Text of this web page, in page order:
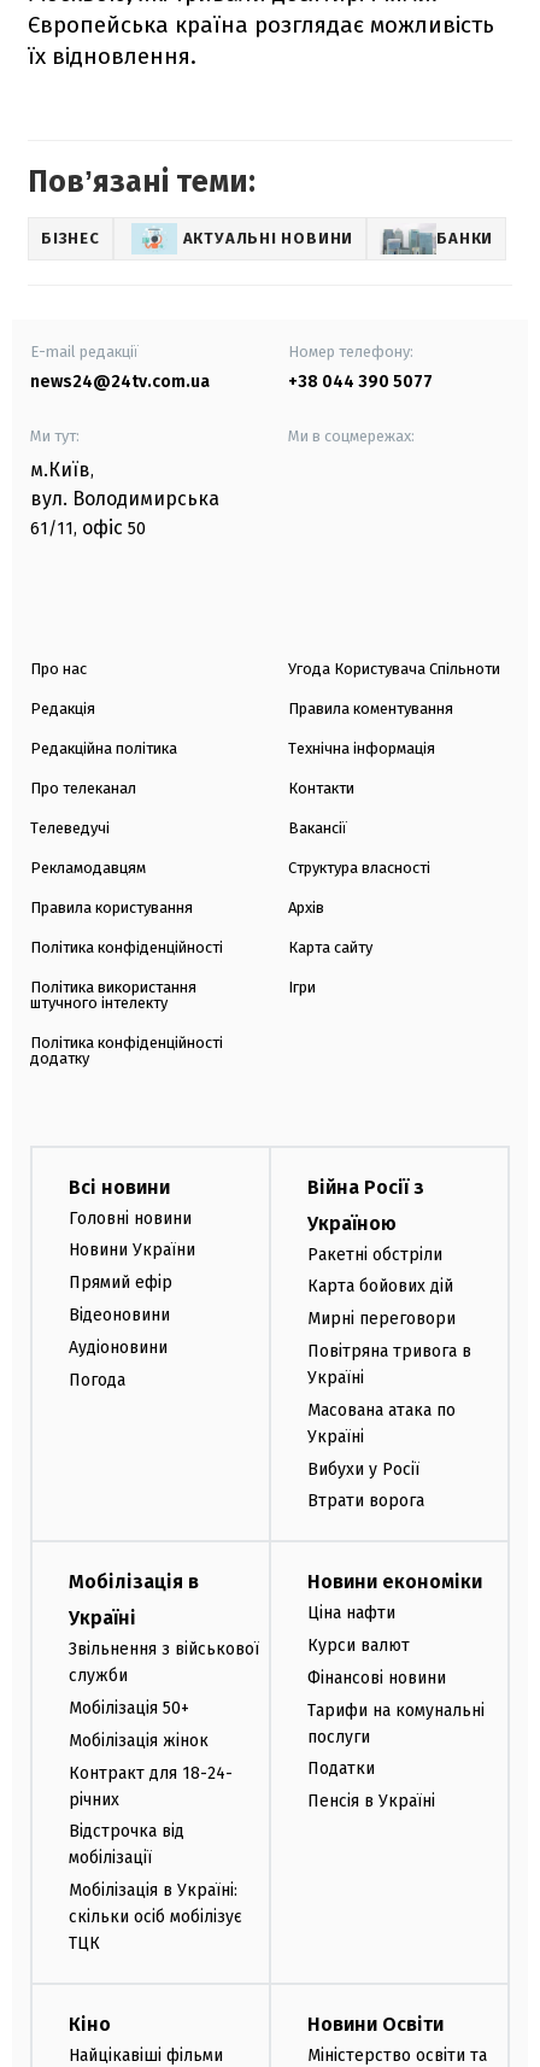
Європейська країна розглядає можливість
їх відновлення.
Повʼязані теми:
БІЗНЕС АКТУАЛЬНІ НОВИНИ БАНКИ
E-mail редакції
news24@24tv.com.ua
Номер телефону:
+38 044 390 5077
Ми тут:
м.Київ,
вул. Володимирська
61/11, офіс 50
Ми в соцмережах:
Про нас
Редакція
Редакційна політика
Про телеканал
Телеведучі
Рекламодавцям
Правила користування
Політика конфіденційності
Політика використання
штучного інтелекту
Політика конфіденційності
додатку
Угода Користувача Спільноти
Правила коментування
Технічна інформація
Контакти
Вакансії
Структура власності
Архів
Карта сайту
Ігри
Всі новини
Головні новини
Новини України
Прямий ефір
Відеоновини
Аудіоновини
Погода
Війна Росії з
Україною
Ракетні обстріли
Карта бойових дій
Мирні переговори
Повітряна тривога в
Україні
Масована атака по
Україні
Вибухи у Росії
Втрати ворога
Мобілізація в
Україні
Звільнення з військової
служби
Мобілізація 50+
Мобілізація жінок
Контракт для 18-24-
річних
Відстрочка від
мобілізації
Мобілізація в Україні:
скільки осіб мобілізує
ТЦК
Новини економіки
Ціна нафти
Курси валют
Фінансові новини
Тарифи на комунальні
послуги
Податки
Пенсія в Україні
Кіно
Найцікавіші фільми
Новини Освіти
Міністерство освіти та